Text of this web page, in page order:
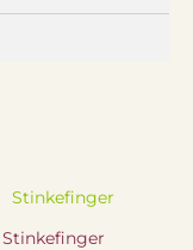
Stinkefinger